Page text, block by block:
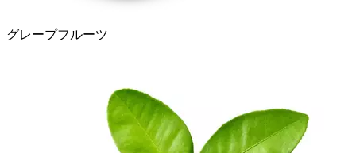
グレープフルーツ